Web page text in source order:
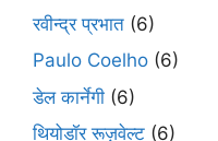
रवीन्द्र प्रभात (6)
Paulo Coelho (6)
डेल कार्नेगी (6)
थियोडॉर रूज़वेल्ट (6)